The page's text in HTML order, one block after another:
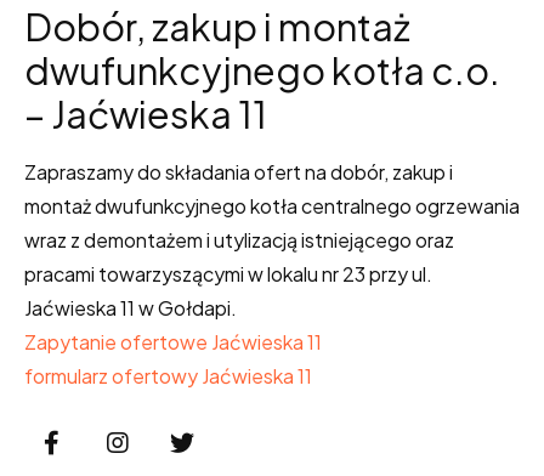
Dobór, zakup i montaż
dwufunkcyjnego kotła c.o.
– Jaćwieska 11
Zapraszamy do składania ofert na dobór, zakup i
montaż dwufunkcyjnego kotła centralnego ogrzewania
wraz z demontażem i utylizacją istniejącego oraz
pracami towarzyszącymi w lokalu nr 23 przy ul.
Jaćwieska 11 w Gołdapi.
Zapytanie ofertowe Jaćwieska 11
formularz ofertowy Jaćwieska 11